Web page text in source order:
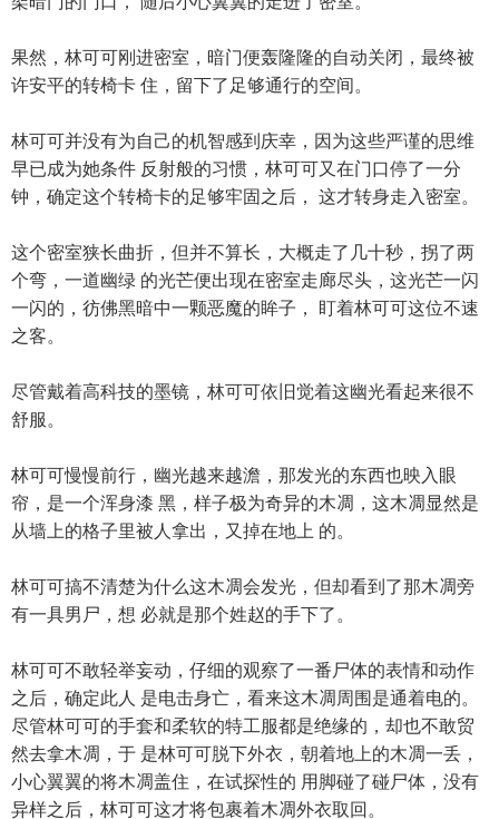
果然，林可可刚进密室，暗门便轰隆隆的自动关闭，最终被
许安平的转椅卡 住，留下了足够通行的空间。
林可可并没有为自己的机智感到庆幸，因为这些严谨的思维
早已成为她条件 反射般的习惯，林可可又在门口停了一分
钟，确定这个转椅卡的足够牢固之后， 这才转身走入密室。
这个密室狭长曲折，但并不算长，大概走了几十秒，拐了两
个弯，一道幽绿 的光芒便出现在密室走廊尽头，这光芒一闪
一闪的，彷佛黑暗中一颗恶魔的眸子， 盯着林可可这位不速
之客。
尽管戴着高科技的墨镜，林可可依旧觉着这幽光看起来很不
舒服。
林可可慢慢前行，幽光越来越澹，那发光的东西也映入眼
帘，是一个浑身漆 黑，样子极为奇异的木凋，这木凋显然是
从墙上的格子里被人拿出，又掉在地上 的。
林可可搞不清楚为什么这木凋会发光，但却看到了那木凋旁
有一具男尸，想 必就是那个姓赵的手下了。
林可可不敢轻举妄动，仔细的观察了一番尸体的表情和动作
之后，确定此人 是电击身亡，看来这木凋周围是通着电的。
尽管林可可的手套和柔软的特工服都是绝缘的，却也不敢贸
然去拿木凋，于 是林可可脱下外衣，朝着地上的木凋一丢，
小心翼翼的将木凋盖住，在试探性的 用脚碰了碰尸体，没有
异样之后，林可可这才将包裹着木凋外衣取回。